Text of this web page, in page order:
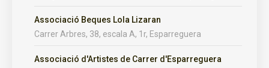
Associació Beques Lola Lizaran
Carrer Arbres, 38, escala A, 1r, Esparreguera
Associació d'Artistes de Carrer d'Esparreguera